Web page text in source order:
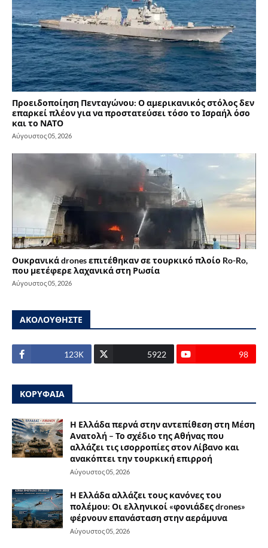
Προειδοποίηση Πενταγώνου: Ο αμερικανικός στόλος δεν
επαρκεί πλέον για να προστατεύσει τόσο το Ισραήλ όσο
και το ΝΑΤΟ
Αύγουστος 05, 2026
Ουκρανικά drones επιτέθηκαν σε τουρκικό πλοίο Ro-Ro,
που μετέφερε λαχανικά στη Ρωσία
Αύγουστος 05, 2026
ΑΚΟΛΟΥΘΗΣΤΕ
123Κ 5922 98
ΚΟΡΥΦΑΙΑ
Η Ελλάδα περνά στην αντεπίθεση στη Μέση
Ανατολή – Το σχέδιο της Αθήνας που
αλλάζει τις ισορροπίες στον Λίβανο και
ανακόπτει την τουρκική επιρροή
Αύγουστος 05, 2026
Η Ελλάδα αλλάζει τους κανόνες του
πολέμου: Οι ελληνικοί «φονιάδες drones»
φέρνουν επανάσταση στην αεράμυνα
Αύγουστος 05, 2026